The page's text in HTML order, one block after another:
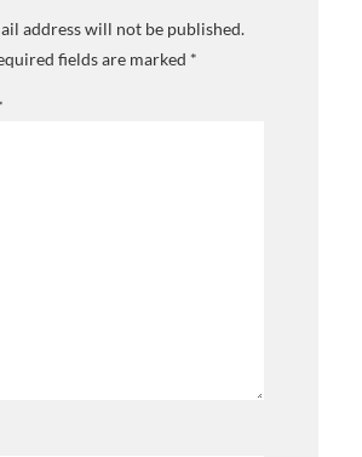
address will not be published.
fields are marked *